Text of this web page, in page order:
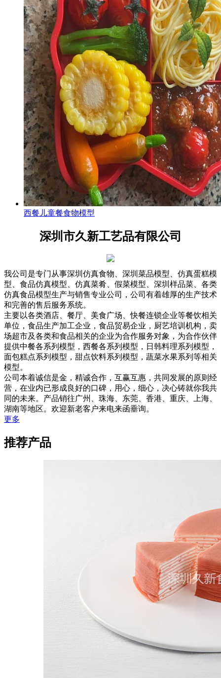
西餐儿童餐食物模型
深圳市久新工艺品有限公司
我公司是专门从事深圳仿真食物、深圳菜品模型、仿真蛋糕模
型、食品仿真模型、仿真菜肴、假菜模型、深圳样品菜、各类
仿真食品模型生产与销售专业公司，公司有着雄厚的生产技术
和完善的售后服务系统。
主要以各类酒店、餐厅、美食广场、快餐连锁企业等餐饮相关
单位，食品生产加工企业，食品贸易企业，厨艺培训机构，卖
场超市及各类和食品相关的企业为合作服务对象，为合作伙伴
提供中餐各系列模型，西餐各系列模型，日韩料理系列模型，
面包糕点系列模型，甜点饮料系列模型，蔬菜水果系列等相关
模型。
公司本着诚信是金，精诚合作，互赢互惠，共同发展的原则经
营，在业内已形成良好的口碑，用心，细心，决心铸就你我共
同的未来。产品销往广州、珠海、东莞、香港、重庆、上海、
湖南等地区。欢迎新老客户来电来函垂询。
更多
推荐产品